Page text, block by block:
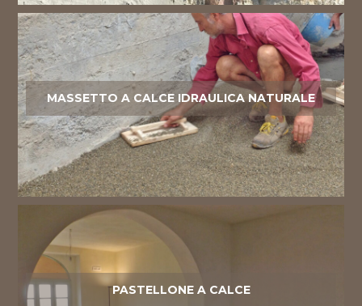
MASSETTO A CALCE IDRAULICA NATURALE
PASTELLONE A CALCE